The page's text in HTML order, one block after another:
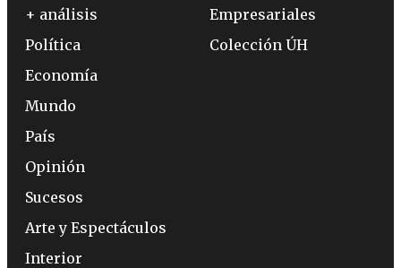
+ análisis
Política
Economía
Mundo
País
Opinión
Sucesos
Arte y Espectáculos
Interior
Empresariales
Colección ÚH